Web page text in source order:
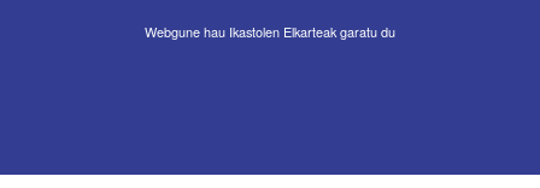
Webgune hau Ikastolen Elkarteak garatu du